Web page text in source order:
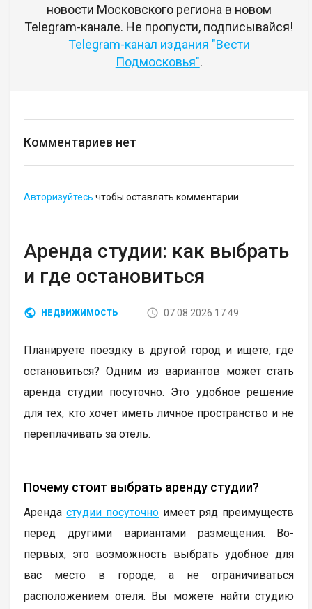
новости Московского региона в новом
Telegram-канале. Не пропусти, подписывайся!
Telegram-канал издания "Вести
Подмосковья".
Комментариев нет
Авторизуйтесь чтобы оставлять комментарии
Аренда студии: как выбрать
и где остановиться
НЕДВИЖИМОСТЬ 07.08.2026 17:49
Планируете поездку в другой город и ищете, где
остановиться? Одним из вариантов может стать
аренда студии посуточно. Это удобное решение
для тех, кто хочет иметь личное пространство и не
переплачивать за отель.
Почему стоит выбрать аренду студии?
Арендастудии посуточно имеет ряд преимуществ
перед другими вариантами размещения. Во-
первых, это возможность выбрать удобное для
вас место в городе, а не ограничиваться
расположением отеля. Вы можете найти студию